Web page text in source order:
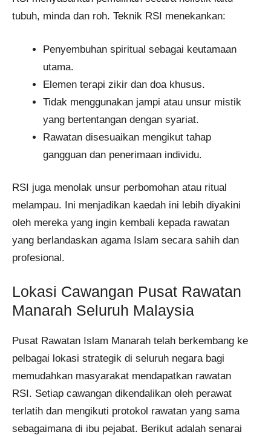
tubuh, minda dan roh. Teknik RSI menekankan:
Penyembuhan spiritual sebagai keutamaan
utama.
Elemen terapi zikir dan doa khusus.
Tidak menggunakan jampi atau unsur mistik
yang bertentangan dengan syariat.
Rawatan disesuaikan mengikut tahap
gangguan dan penerimaan individu.
RSI juga menolak unsur perbomohan atau ritual
melampau. Ini menjadikan kaedah ini lebih diyakini
oleh mereka yang ingin kembali kepada rawatan
yang berlandaskan agama Islam secara sahih dan
profesional.
Lokasi Cawangan Pusat Rawatan
Manarah Seluruh Malaysia
Pusat Rawatan Islam Manarah telah berkembang ke
pelbagai lokasi strategik di seluruh negara bagi
memudahkan masyarakat mendapatkan rawatan
RSI. Setiap cawangan dikendalikan oleh perawat
terlatih dan mengikuti protokol rawatan yang sama
sebagaimana di ibu pejabat. Berikut adalah senarai